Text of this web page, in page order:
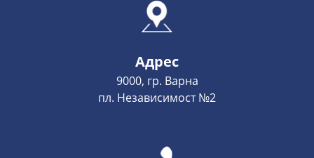
Адрес
9000, гр. Варна
пл. Независимост №2